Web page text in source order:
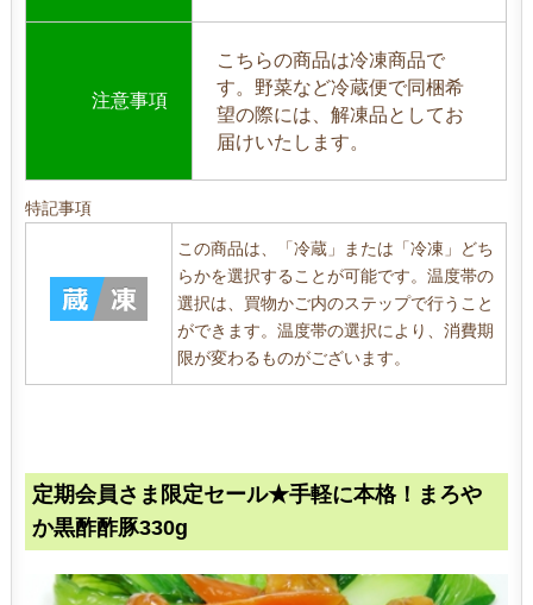
注意事項
こちらの商品は冷凍商品で
す。野菜など冷蔵便で同梱希
望の際には、解凍品としてお
届けいたします。
特記事項
この商品は、「冷蔵」または「冷凍」どち
らかを選択することが可能です。温度帯の
選択は、買物かご内のステップで行うこと
ができます。温度帯の選択により、消費期
限が変わるものがございます。
定期会員さま限定セール★手軽に本格！まろや
か黒酢酢豚330g